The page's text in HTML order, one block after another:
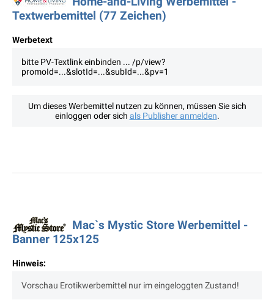
Textwerbemittel (77 Zeichen)
Werbetext
bitte PV-Textlink einbinden ... /p/view?
promoId=...&slotId=...&subId=...&pv=1
Um dieses Werbemittel nutzen zu können, müssen Sie sich
einloggen oder sich als Publisher anmelden.
Mac`s Mystic Store Werbemittel -
Banner 125x125
Hinweis:
Vorschau Erotikwerbemittel nur im eingeloggten Zustand!